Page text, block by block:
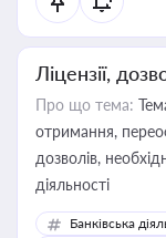
Ліцензії,
Про що тема:
отримання,
дозволів,
діяльності
Банківська